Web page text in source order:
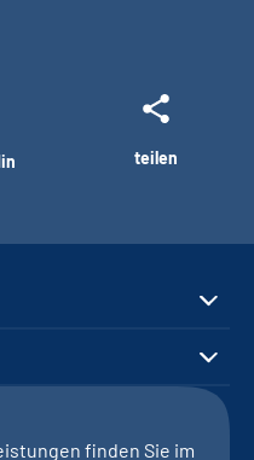
teilen
finden Sie im